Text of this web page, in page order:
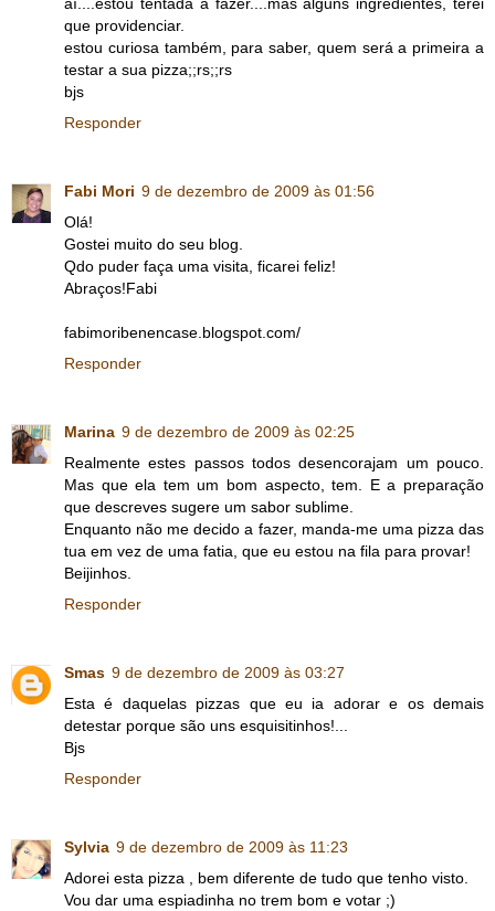
que providenciar.
estou curiosa também, para saber, quem será a primeira a
testar a sua pizza;;rs;;rs
bjs
Responder
Fabi Mori 9 de dezembro de 2009 às 01:56
Olá!
Gostei muito do seu blog.
Qdo puder faça uma visita, ficarei feliz!
Abraços!Fabi
fabimoribenencase.blogspot.com/
Responder
Marina 9 de dezembro de 2009 às 02:25
Realmente estes passos todos desencorajam um pouco.
Mas que ela tem um bom aspecto, tem. E a preparação
que descreves sugere um sabor sublime.
Enquanto não me decido a fazer, manda-me uma pizza das
tua em vez de uma fatia, que eu estou na fila para provar!
Beijinhos.
Responder
Smas 9 de dezembro de 2009 às 03:27
Esta é daquelas pizzas que eu ia adorar e os demais
detestar porque são uns esquisitinhos!...
Bjs
Responder
Sylvia 9 de dezembro de 2009 às 11:23
Adorei esta pizza , bem diferente de tudo que tenho visto.
Vou dar uma espiadinha no trem bom e votar ;)